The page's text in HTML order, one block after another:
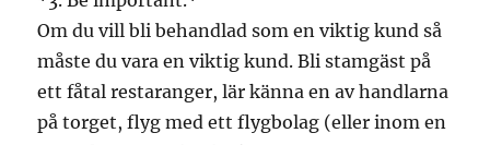
Om du vill bli behandlad som en viktig kund så
måste du vara en viktig kund. Bli stamgäst på
ett fåtal restaranger, lär känna en av handlarna
på torget, flyg med ett flygbolag (eller inom en